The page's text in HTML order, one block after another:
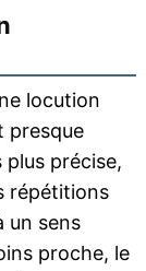
locution
presque
précise,
répétitions
un sens
proche, le